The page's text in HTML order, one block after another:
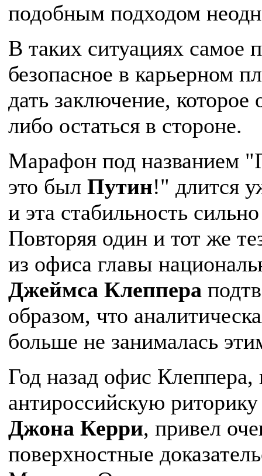
подобным подходом
В таких ситуациях самое
безопасное в карьерном
дать заключение, которое
либо остаться в стороне.
Марафон под названием
это был Путин!" длится
и эта стабильность
Повторяя один и тот же
из офиса главы
Джеймса Клеппера
образом, что
больше не занималась
Год назад офис Клеппера,
антироссийскую риторику
Джона Керри, привел
поверхностные